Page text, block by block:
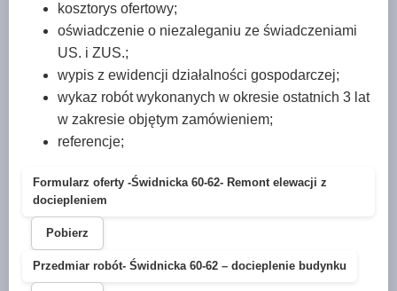
kosztorys ofertowy;
oświadczenie o niezaleganiu ze świadczeniami
US. i ZUS.;
wypis z ewidencji działalności gospodarczej;
wykaz robót wykonanych w okresie ostatnich 3 lat
w zakresie objętym zamówieniem;
referencje;
Formularz oferty -Świdnicka 60-62- Remont elewacji z
dociepleniem
Pobierz
Przedmiar robót- Świdnicka 60-62 – docieplenie budynku